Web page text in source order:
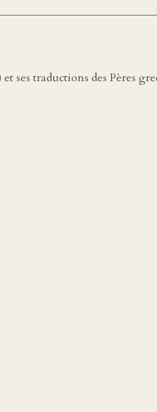
traductions des Pères